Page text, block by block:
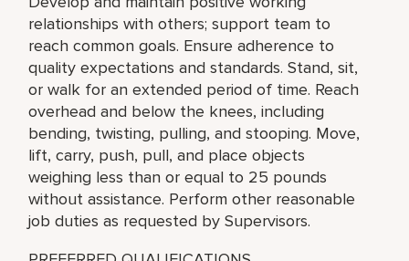
relationships with others; support team to
reach common goals. Ensure adherence to
quality expectations and standards. Stand, sit,
or walk for an extended period of time. Reach
overhead and below the knees, including
bending, twisting, pulling, and stooping. Move,
lift, carry, push, pull, and place objects
weighing less than or equal to 25 pounds
without assistance. Perform other reasonable
job duties as requested by Supervisors.